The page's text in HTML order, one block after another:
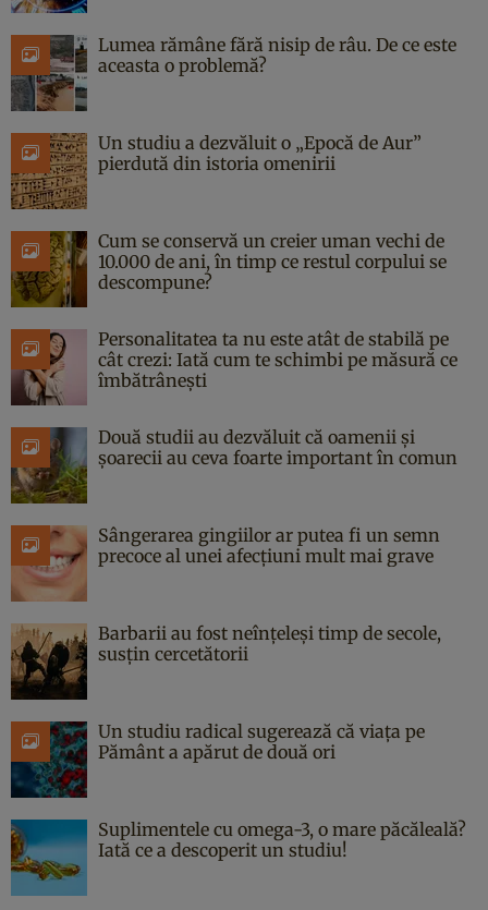
Lumea rămâne fără nisip de râu. De ce este
aceasta o problemă?
Un studiu a dezvăluit o „Epocă de Aur”
pierdută din istoria omenirii
Cum se conservă un creier uman vechi de
10.000 de ani, în timp ce restul corpului se
descompune?
Personalitatea ta nu este atât de stabilă pe
cât crezi: Iată cum te schimbi pe măsură ce
îmbătrânești
Două studii au dezvăluit că oamenii și
șoarecii au ceva foarte important în comun
Sângerarea gingiilor ar putea fi un semn
precoce al unei afecțiuni mult mai grave
Barbarii au fost neînțeleși timp de secole,
susțin cercetătorii
Un studiu radical sugerează că viața pe
Pământ a apărut de două ori
Suplimentele cu omega-3, o mare păcăleală?
Iată ce a descoperit un studiu!